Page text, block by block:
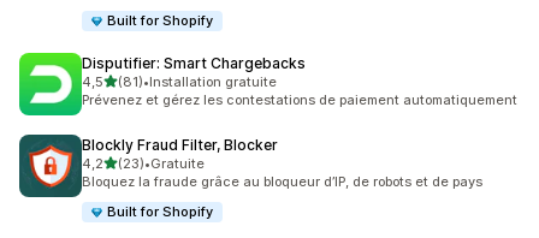
Built for Shopify
Disputifier: Smart Chargebacks
4,5étoile(s) sur 5
(81)
81 avis au total
•Installation gratuite
Prévenez et gérez les contestations de paiement automatiquement
Blockly Fraud Filter, Blocker
4,2étoile(s) sur 5
(23)
23 avis au total
•Gratuite
Bloquez la fraude grâce au bloqueur d’IP, de robots et de pays
Built for Shopify